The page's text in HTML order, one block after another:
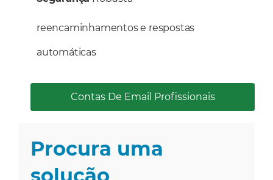
reencaminhamentos e respostas
automáticas
Contas De Email Profissionais
Procura uma
solução